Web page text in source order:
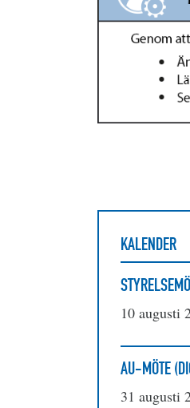
KALENDER
10 augusti
AU-MÖTE
31 augusti